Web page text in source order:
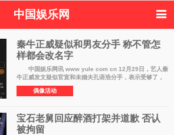
中国娱乐网
新闻 女性
看电影
演唱会 综艺节目
秦牛正威疑似和男友分手 称不管怎
样都会改名字
中国娱乐网讯 www yule com cn 12月29日，艺人秦
牛正威发文疑似官宣和未婚夫孔语浩分手，表示受够了，
到此为止是最好的ending。 她还透露称自己已经不快
乐很久：我单方面坚定放弃了，祝
偶像活动
宝石老舅回应醉酒打架并道歉 否认
被拘留